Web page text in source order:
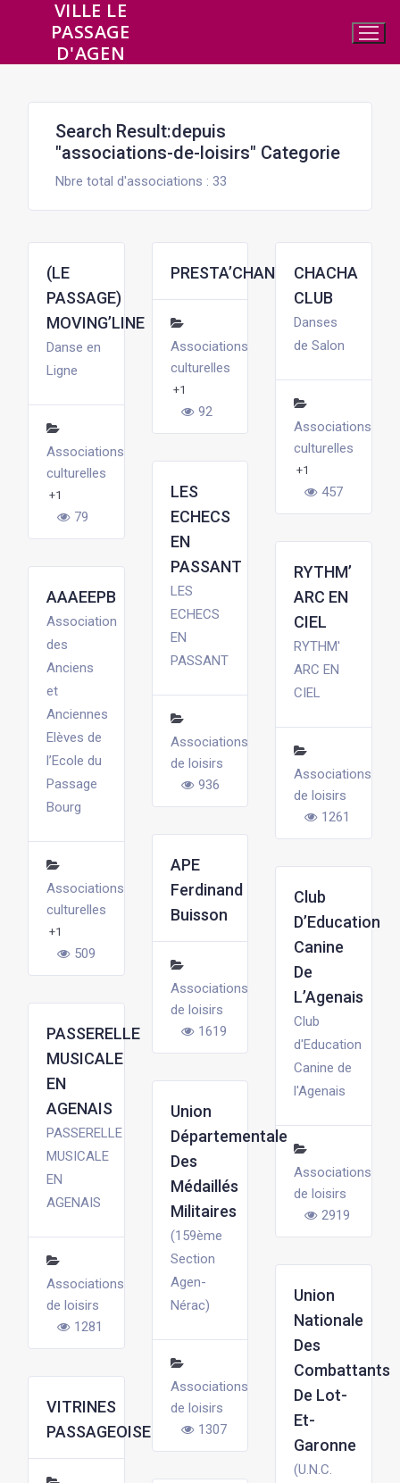
VILLE LE
PASSAGE
D'AGEN
Search Result:depuis
"associations-de-loisirs" Categorie
Nbre total d'associations : 33
(LE
PASSAGE)
MOVING’LINE
Danse en
Ligne
Associations
culturelles
+1
79
PRESTA’CHANT
Associations
culturelles
+1
92
CHACHA
CLUB
Danses
de Salon
Associations
culturelles
+1
457
AAAEEPB
Association
des
Anciens
et
Anciennes
Elèves de
l’Ecole du
Passage
Bourg
Associations
culturelles
+1
509
LES
ECHECS
EN
PASSANT
LES
ECHECS
EN
PASSANT
Associations
de loisirs
936
RYTHM’
ARC EN
CIEL
RYTHM'
ARC EN
CIEL
Associations
de loisirs
1261
PASSERELLE
MUSICALE
EN
AGENAIS
PASSERELLE
MUSICALE
EN
AGENAIS
Associations
de loisirs
1281
APE
Ferdinand
Buisson
Associations
de loisirs
1619
Club
D’Education
Canine
De
L’Agenais
Club
d'Education
Canine de
l'Agenais
Associations
de loisirs
2919
VITRINES
PASSAGEOISES
Union
Départementale
Des
Médaillés
Militaires
(159ème
Section
Agen-
Nérac)
Associations
de loisirs
1307
Union
Nationale
Des
Combattants
De Lot-
Et-
Garonne
(U.N.C.